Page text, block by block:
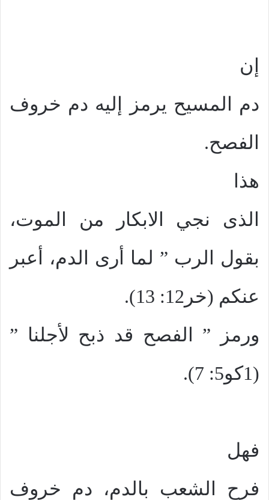
إن
دم المسيح يرمز إليه دم خروف
الفصح.
هذا
الذى نجي الابكار من الموت،
بقول الرب ” لما أرى الدم، أعبر
عنكم (خر12: 13).
ورمز ” الفصح قد ذبح لأجلنا ”
(1كو5: 7).
فهل
فرح الشعب بالدم، دم خروف